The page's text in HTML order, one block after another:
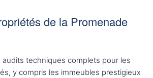
de la Promenade
audits techniques complets pour les
y compris les immeubles prestigieux